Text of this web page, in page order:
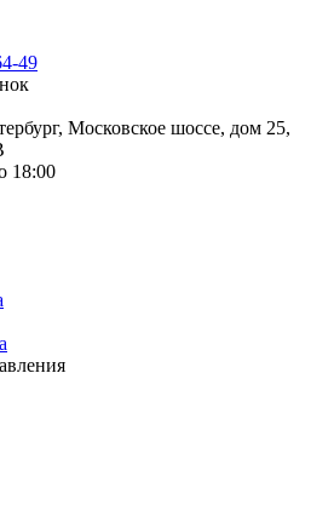
49
Московское шоссе, дом 25,
18:00